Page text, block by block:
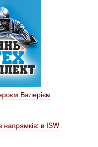
Валерієм
напрямків: в ISW